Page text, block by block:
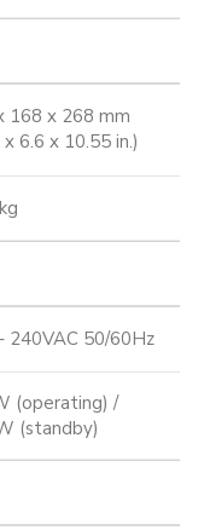
168 x 268 mm
6.6 x 10.55 in.)
240VAC 50/60Hz
(operating) /
(standby)